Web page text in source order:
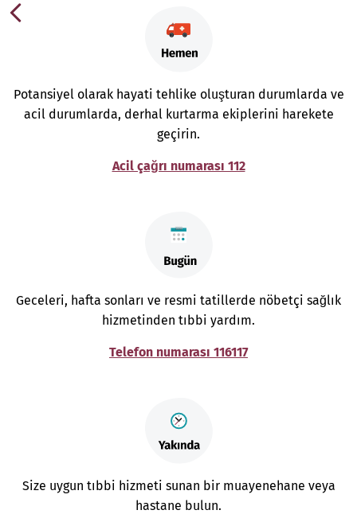
Potansiyel olarak hayati tehlike oluşturan durumlarda ve
acil durumlarda, derhal kurtarma ekiplerini harekete
geçirin.
Acil çağrı numarası 112
Geceleri, hafta sonları ve resmi tatillerde nöbetçi sağlık
hizmetinden tıbbi yardım.
Telefon numarası 116117
Size uygun tıbbi hizmeti sunan bir muayenehane veya
hastane bulun.